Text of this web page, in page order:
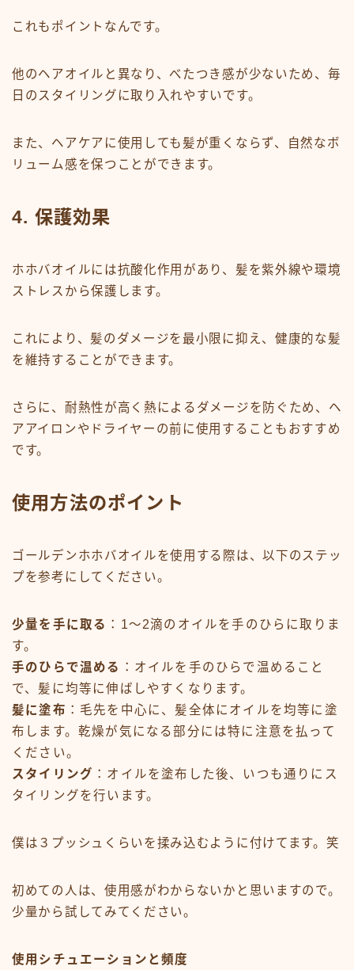
これもポイントなんです。
他のヘアオイルと異なり、べたつき感が少ないため、毎
日のスタイリングに取り入れやすいです。
また、ヘアケアに使用しても髪が重くならず、自然なボ
リューム感を保つことができます。
4. 保護効果
ホホバオイルには抗酸化作用があり、髪を紫外線や環境
ストレスから保護します。
これにより、髪のダメージを最小限に抑え、健康的な髪
を維持することができます。
さらに、耐熱性が高く熱によるダメージを防ぐため、ヘ
アアイロンやドライヤーの前に使用することもおすすめ
です。
使用方法のポイント
ゴールデンホホバオイルを使用する際は、以下のステッ
プを参考にしてください。
少量を手に取る ：1〜2滴のオイルを手のひらに取りま
す。
手のひらで温める ：オイルを手のひらで温めること
で、髪に均等に伸ばしやすくなります。
髪に塗布 ：毛先を中心に、髪全体にオイルを均等に塗
布します。乾燥が気になる部分には特に注意を払って
ください。
スタイリング ：オイルを塗布した後、いつも通りにス
タイリングを行います。
僕は３プッシュくらいを揉み込むように付けてます。笑
初めての人は、使用感がわからないかと思いますので。
少量から試してみてください。
使用シチュエーションと頻度